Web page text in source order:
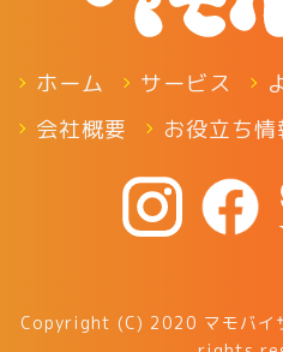
ホーム サービス
会社概要
お役立ち情
Copyright (C) 2020 マモバイ